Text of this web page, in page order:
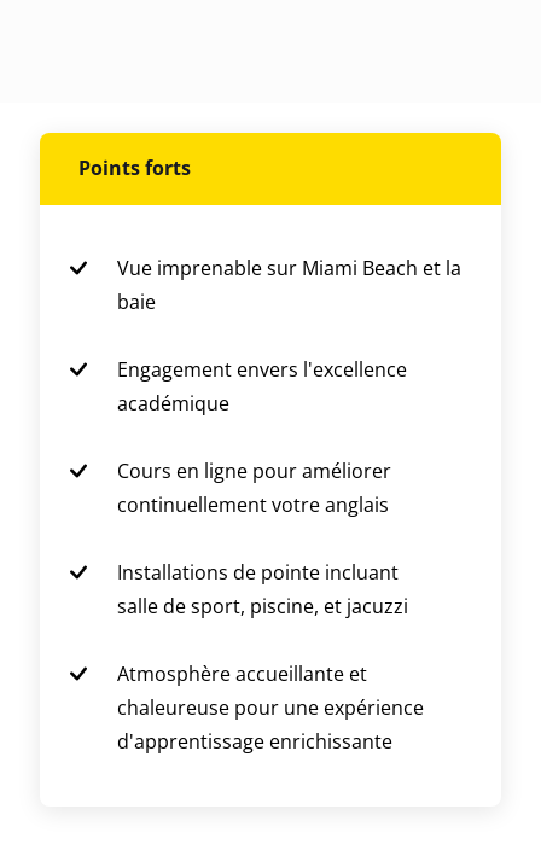
Points forts
Vue imprenable sur Miami Beach et la
baie
Engagement envers l'excellence
académique
Cours en ligne pour améliorer
continuellement votre anglais
Installations de pointe incluant
salle de sport, piscine, et jacuzzi
Atmosphère accueillante et
chaleureuse pour une expérience
d'apprentissage enrichissante